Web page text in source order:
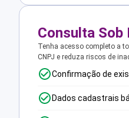
Consulta Sob
Tenha acesso completo a
CNPJ e reduza riscos de
Confirmação de
Dados cadastrais